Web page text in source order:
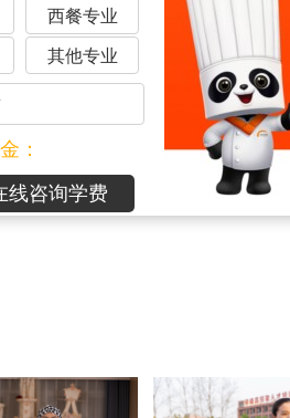
西餐专业
其他专业
：
线咨询学费
主，这里没有单调的教育模式，大
程，更有烹饪行业导师亲自授课，